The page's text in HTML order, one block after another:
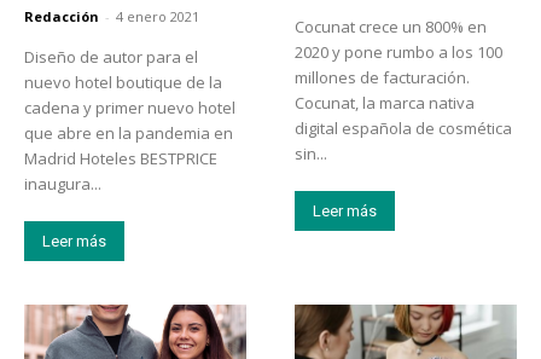
Redacción - 4 enero 2021
Diseño de autor para el
nuevo hotel boutique de la
cadena y primer nuevo hotel
que abre en la pandemia en
Madrid Hoteles BESTPRICE
inaugura...
Leer más
Cocunat crece un 800% en
2020 y pone rumbo a los 100
millones de facturación.
Cocunat, la marca nativa
digital española de cosmética
sin...
Leer más